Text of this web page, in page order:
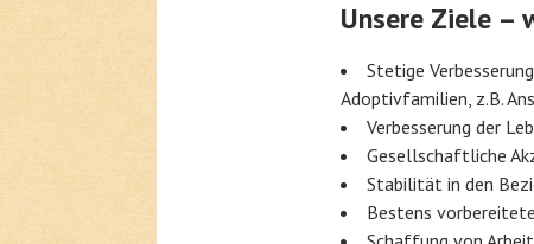
Unsere Ziele –
Stetige
Adoptivfamilien, z.B.
Verbesserung der
Gesellschaftliche
Stabilität in den
Bestens